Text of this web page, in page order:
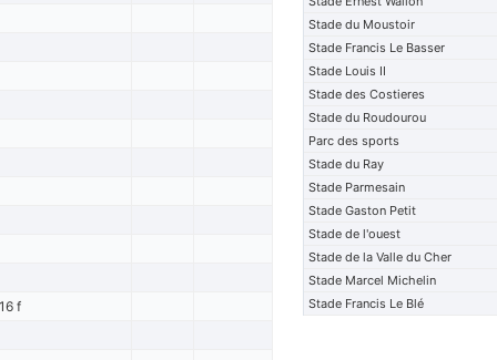
f
Stade du Moustoir
Stade Francis Le Basser
Stade Louis II
Stade des Costieres
Stade du Roudourou
Parc des sports
Stade du Ray
Stade Parmesain
Stade Gaston Petit
Stade de l'ouest
Stade de la Valle du Cher
Stade Marcel Michelin
Stade Francis Le Blé